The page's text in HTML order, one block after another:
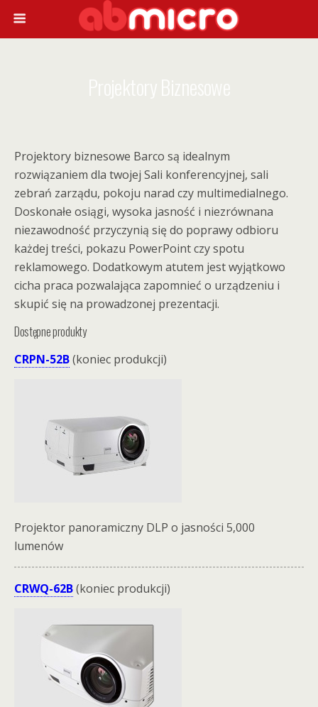
Projektory biznesowe Barco są idealnym
rozwiązaniem dla twojej Sali konferencyjnej, sali
zebrań zarządu, pokoju narad czy multimedialnego.
Doskonałe osiągi, wysoka jasność i niezrównana
niezawodność przyczynią się do poprawy odbioru
każdej treści, pokazu PowerPoint czy spotu
reklamowego. Dodatkowym atutem jest wyjątkowo
cicha praca pozwalająca zapomnieć o urządzeniu i
skupić się na prowadzonej prezentacji.
Dostępne produkty
CRPN-52B(koniec produkcji)
Projektor panoramiczny DLP o jasności 5,000
lumenów
CRWQ-62B(koniec produkcji)